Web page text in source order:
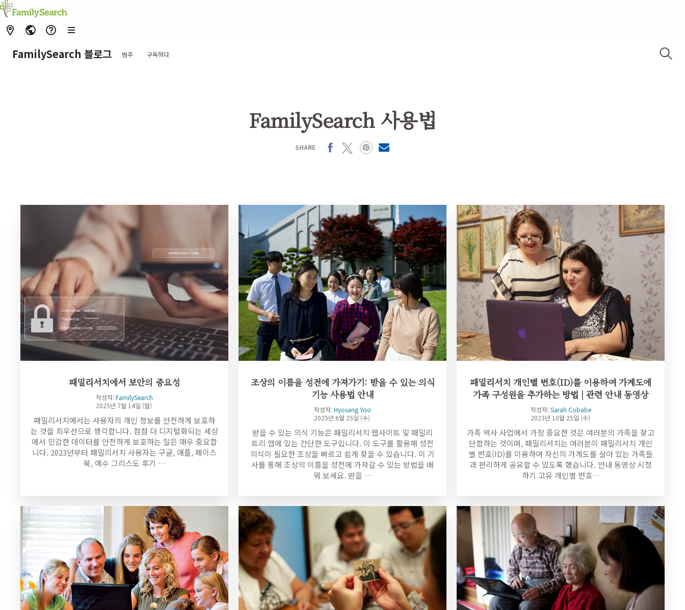
FamilySearch 블로그 범주 구독하다
FamilySearch 사용법
SHARE
패밀리서치에서 보안의 중요성
작성자:FamilySearch
2025년 7월 14일 (월)
패밀리서치에서는 사용자의 개인 정보를 안전하게 보호하
는 것을 최우선으로 생각합니다. 점점 더 디지털화되는 세상
에서 민감한 데이터를 안전하게 보호하는 일은 매우 중요합
니다. 2023년부터 패밀리서치 사용자는 구글, 애플, 페이스
북, 예수 그리스도 후기 …
조상의 이름을 성전에 가져가기: 받을 수 있는 의식
기능 사용법 안내
작성자:Hyosang Yoo
2025년 6월 25일 (수)
받을 수 있는 의식 기능은 패밀리서치 웹사이트 및 패밀리
트리 앱에 있는 간단한 도구입니다. 이 도구를 활용해 성전
의식이 필요한 조상을 빠르고 쉽게 찾을 수 있습니다. 이 기
사를 통해 조상의 이름을 성전에 가져갈 수 있는 방법을 배
워 보세요. 받을 …
패밀리서치 개인별 번호(ID)를 이용하여 가계도에
가족 구성원을 추가하는 방법 | 관련 안내 동영상
작성자:Sarah Cobabe
2023년 10월 25일 (수)
가족 역사 사업에서 가장 중요한 것은 여러분의 가족을 찾고
단합하는 것이며, 패밀리서치는 여러분이 패밀리서치 개인
별 번호(ID)를 이용하여 자신의 가계도를 살아 있는 가족들
과 편리하게 공유할 수 있도록 했습니다. 안내 동영상 시청
하기 고유 개인별 번호…